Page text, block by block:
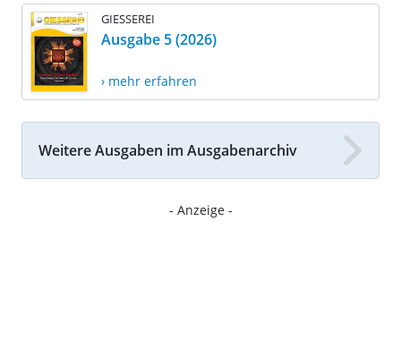
GIESSEREI
Ausgabe 5 (2026)
› mehr erfahren
Weitere Ausgaben im Ausgabenarchiv
- Anzeige -